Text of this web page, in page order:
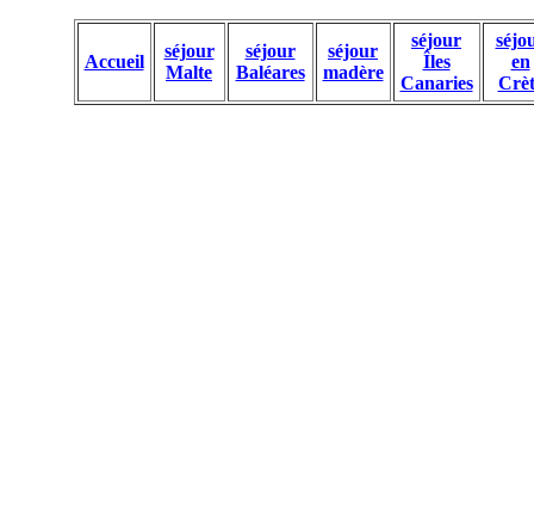
Accueil
séjour
Malte
séjour
Baléares
séjour
madère
séjour
Îles
Canaries
en